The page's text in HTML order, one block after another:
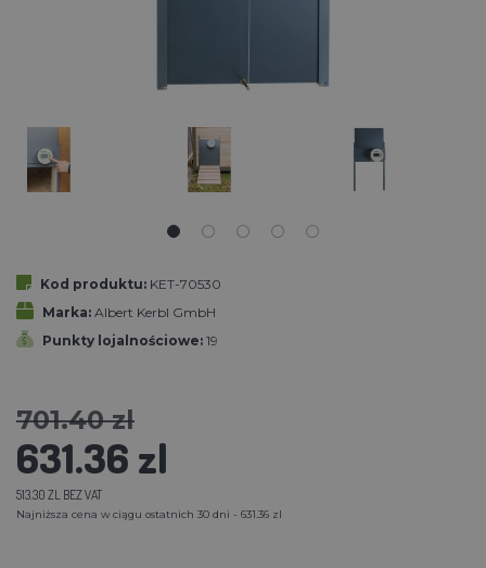
Kod produktu: KET-70530
Marka: Albert Kerbl GmbH
Punkty lojalnościowe: 19
701.40 zl
631.36 zl
513.30 ZL BEZ VAT
Najniższa cena w ciągu ostatnich 30 dni - 631.36 zl